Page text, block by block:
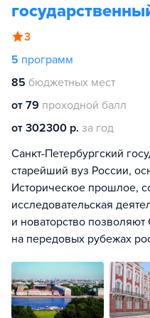
3
5 программ
85 бюджетных мест
от 79 проходной балл
от 302300 р. за год
Санкт-Петербургский
старейший вуз России,
Историческое прошлое,
исследовательская
и новаторство
на передовых рубежах